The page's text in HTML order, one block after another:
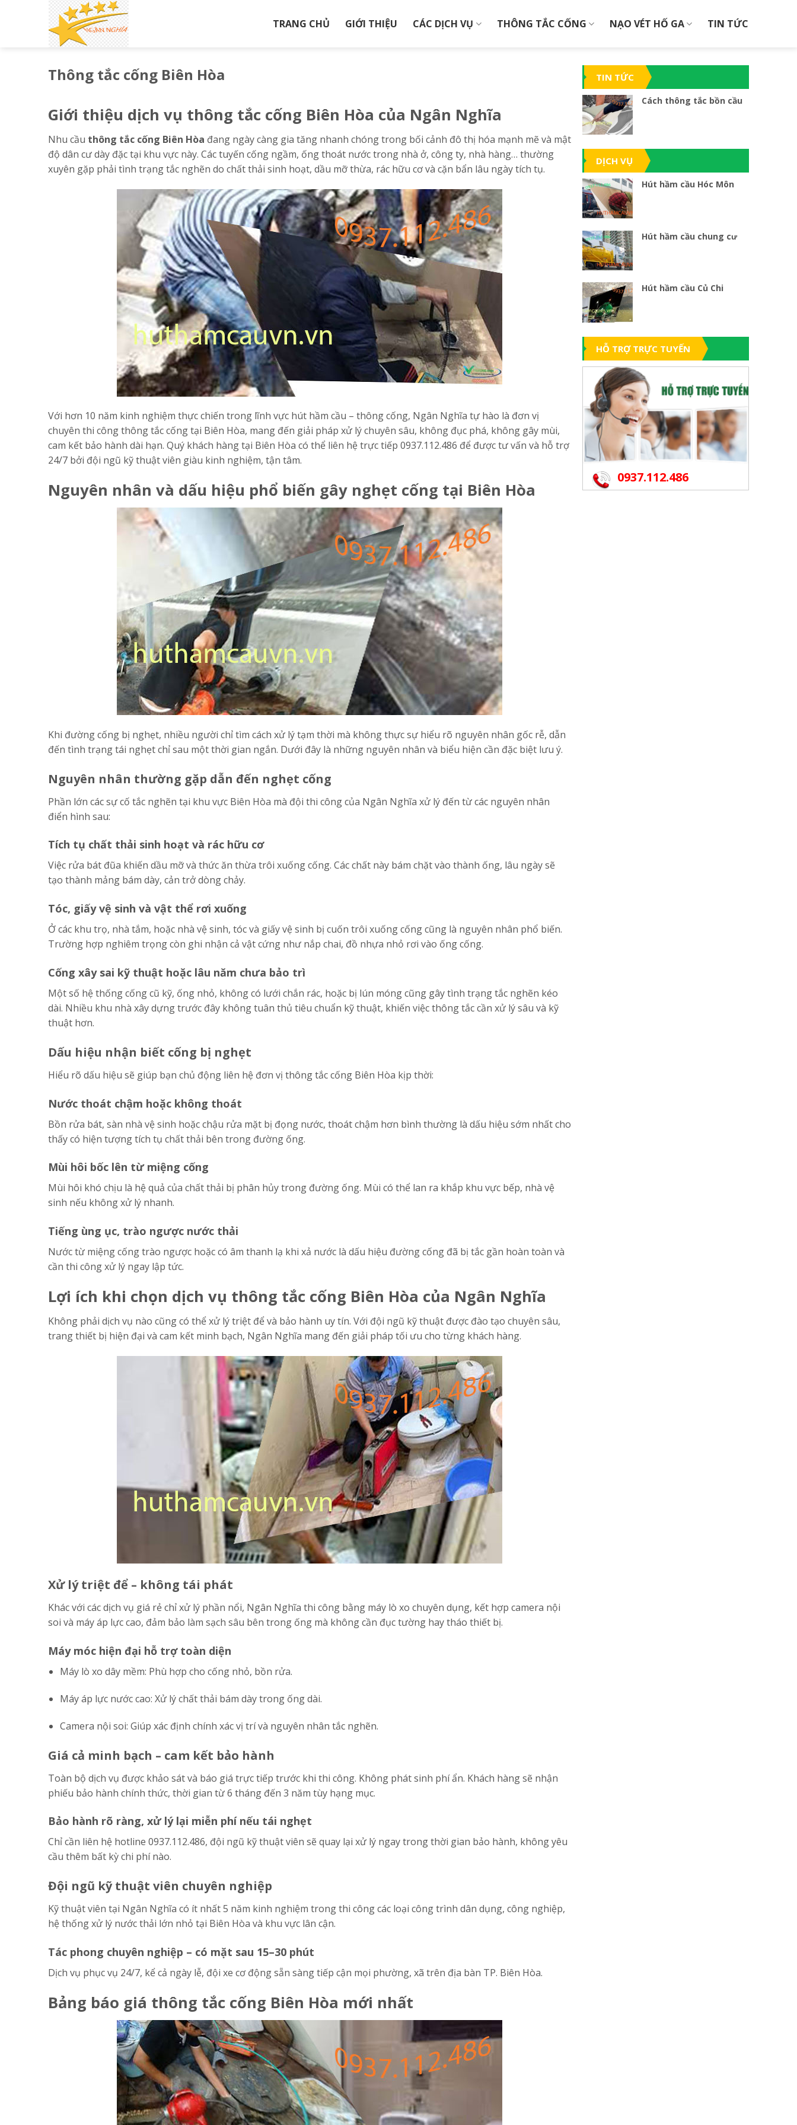
TRANG CHỦ GIỚI THIỆU CÁC DỊCH VỤ THÔNG TẮC CỐNG NẠO VÉT HỐ GA TIN TỨC
Thông tắc cống Biên Hòa
Giới thiệu dịch vụ thông tắc cống Biên Hòa của Ngân Nghĩa
Nhu cầu thông tắc cống Biên Hòa đang ngày càng gia tăng nhanh chóng trong bối cảnh đô thị hóa mạnh mẽ và mật
độ dân cư dày đặc tại khu vực này. Các tuyến cống ngầm, ống thoát nước trong nhà ở, công ty, nhà hàng… thường
xuyên gặp phải tình trạng tắc nghẽn do chất thải sinh hoạt, dầu mỡ thừa, rác hữu cơ và cặn bẩn lâu ngày tích tụ.
Với hơn 10 năm kinh nghiệm thực chiến trong lĩnh vực hút hầm cầu – thông cống, Ngân Nghĩa tự hào là đơn vị
chuyên thi công thông tắc cống tại Biên Hòa, mang đến giải pháp xử lý chuyên sâu, không đục phá, không gây mùi,
cam kết bảo hành dài hạn. Quý khách hàng tại Biên Hòa có thể liên hệ trực tiếp 0937.112.486 để được tư vấn và hỗ trợ
24/7 bởi đội ngũ kỹ thuật viên giàu kinh nghiệm, tận tâm.
Nguyên nhân và dấu hiệu phổ biến gây nghẹt cống tại Biên Hòa
Khi đường cống bị nghẹt, nhiều người chỉ tìm cách xử lý tạm thời mà không thực sự hiểu rõ nguyên nhân gốc rễ, dẫn
đến tình trạng tái nghẹt chỉ sau một thời gian ngắn. Dưới đây là những nguyên nhân và biểu hiện cần đặc biệt lưu ý.
Nguyên nhân thường gặp dẫn đến nghẹt cống
Phần lớn các sự cố tắc nghẽn tại khu vực Biên Hòa mà đội thi công của Ngân Nghĩa xử lý đến từ các nguyên nhân
điển hình sau:
Tích tụ chất thải sinh hoạt và rác hữu cơ
Việc rửa bát đũa khiến dầu mỡ và thức ăn thừa trôi xuống cống. Các chất này bám chặt vào thành ống, lâu ngày sẽ
tạo thành mảng bám dày, cản trở dòng chảy.
Tóc, giấy vệ sinh và vật thể rơi xuống
Ở các khu trọ, nhà tắm, hoặc nhà vệ sinh, tóc và giấy vệ sinh bị cuốn trôi xuống cống cũng là nguyên nhân phổ biến.
Trường hợp nghiêm trọng còn ghi nhận cả vật cứng như nắp chai, đồ nhựa nhỏ rơi vào ống cống.
Cống xây sai kỹ thuật hoặc lâu năm chưa bảo trì
Một số hệ thống cống cũ kỹ, ống nhỏ, không có lưới chắn rác, hoặc bị lún móng cũng gây tình trạng tắc nghẽn kéo
dài. Nhiều khu nhà xây dựng trước đây không tuân thủ tiêu chuẩn kỹ thuật, khiến việc thông tắc cần xử lý sâu và kỹ
thuật hơn.
Dấu hiệu nhận biết cống bị nghẹt
Hiểu rõ dấu hiệu sẽ giúp bạn chủ động liên hệ đơn vị thông tắc cống Biên Hòa kịp thời:
Nước thoát chậm hoặc không thoát
Bồn rửa bát, sàn nhà vệ sinh hoặc chậu rửa mặt bị đọng nước, thoát chậm hơn bình thường là dấu hiệu sớm nhất cho
thấy có hiện tượng tích tụ chất thải bên trong đường ống.
Mùi hôi bốc lên từ miệng cống
Mùi hôi khó chịu là hệ quả của chất thải bị phân hủy trong đường ống. Mùi có thể lan ra khắp khu vực bếp, nhà vệ
sinh nếu không xử lý nhanh.
Tiếng ùng ục, trào ngược nước thải
Nước từ miệng cống trào ngược hoặc có âm thanh lạ khi xả nước là dấu hiệu đường cống đã bị tắc gần hoàn toàn và
cần thi công xử lý ngay lập tức.
Lợi ích khi chọn dịch vụ thông tắc cống Biên Hòa của Ngân Nghĩa
Không phải dịch vụ nào cũng có thể xử lý triệt để và bảo hành uy tín. Với đội ngũ kỹ thuật được đào tạo chuyên sâu,
trang thiết bị hiện đại và cam kết minh bạch, Ngân Nghĩa mang đến giải pháp tối ưu cho từng khách hàng.
Xử lý triệt để – không tái phát
Khác với các dịch vụ giá rẻ chỉ xử lý phần nổi, Ngân Nghĩa thi công bằng máy lò xo chuyên dụng, kết hợp camera nội
soi và máy áp lực cao, đảm bảo làm sạch sâu bên trong ống mà không cần đục tường hay tháo thiết bị.
Máy móc hiện đại hỗ trợ toàn diện
Máy lò xo dây mềm: Phù hợp cho cống nhỏ, bồn rửa.
Máy áp lực nước cao: Xử lý chất thải bám dày trong ống dài.
Camera nội soi: Giúp xác định chính xác vị trí và nguyên nhân tắc nghẽn.
Giá cả minh bạch – cam kết bảo hành
Toàn bộ dịch vụ được khảo sát và báo giá trực tiếp trước khi thi công. Không phát sinh phí ẩn. Khách hàng sẽ nhận
phiếu bảo hành chính thức, thời gian từ 6 tháng đến 3 năm tùy hạng mục.
Bảo hành rõ ràng, xử lý lại miễn phí nếu tái nghẹt
Chỉ cần liên hệ hotline 0937.112.486, đội ngũ kỹ thuật viên sẽ quay lại xử lý ngay trong thời gian bảo hành, không yêu
cầu thêm bất kỳ chi phí nào.
Đội ngũ kỹ thuật viên chuyên nghiệp
Kỹ thuật viên tại Ngân Nghĩa có ít nhất 5 năm kinh nghiệm trong thi công các loại công trình dân dụng, công nghiệp,
hệ thống xử lý nước thải lớn nhỏ tại Biên Hòa và khu vực lân cận.
Tác phong chuyên nghiệp – có mặt sau 15–30 phút
Dịch vụ phục vụ 24/7, kể cả ngày lễ, đội xe cơ động sẵn sàng tiếp cận mọi phường, xã trên địa bàn TP. Biên Hòa.
Bảng báo giá thông tắc cống Biên Hòa mới nhất
TIN TỨC
Cách thông tắc bồn cầu
DỊCH VỤ
Hút hầm cầu Hóc Môn
Hút hầm cầu chung cư
Hút hầm cầu Củ Chi
HỖ TRỢ TRỰC TUYẾN
0937.112.486